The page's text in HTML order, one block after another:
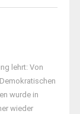
lehrt: Von
wurde in
wieder